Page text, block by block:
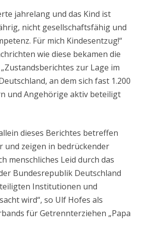
jahrelang und das Kind ist
nicht gesellschaftsfähig und
Für mich Kindesentzug!“
wie diese bekamen die
zur Lage im
an dem sich fast 1.200
und Angehörige aktiv beteiligt
dieses Berichtes betreffen
und zeigen in bedrückender
menschliches Leid durch das
Bundesrepublik Deutschland
Institutionen und
wird“, so Ulf Hofes als
für Getrennterziehen „Papa